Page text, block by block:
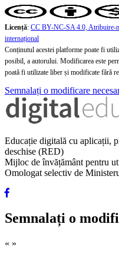
Licență: CC BY-NC-SA 4.0, Atribuire-
internațional
Conținutul acestei platforme poate fi
posibil, a autorului. Modificarea este
poată fi utilizate liber și modificate fără
Semnalați o modificare
Educație digitală cu aplicații,
deschise (RED)
Mijloc de învățământ pentru
Omologat selectiv de
Semnalați o
« »